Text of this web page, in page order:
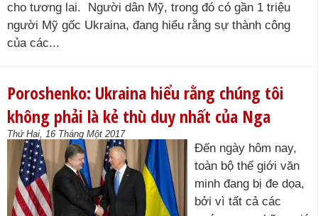
cho tương lai. Người dân Mỹ, trong đó có gần 1 triệu
người Mỹ gốc Ukraina, đang hiểu rằng sự thành công
của các...
Poroshenko: Ukraina hiểu rằng chúng tôi
không phải là kẻ thù duy nhất của Nga
Thứ Hai, 16 Tháng Một 2017
Đến ngày hôm nay,
toàn bộ thế giới văn
minh đang bị đe dọa,
bởi vì tất cả các